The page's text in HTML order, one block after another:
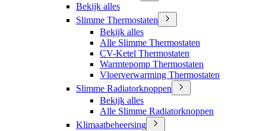
Bekijk alles
Slimme Thermostaten
Bekijk alles
Alle Slimme Thermostaten
CV-Ketel Thermostaten
Warmtepomp Thermostaten
Vloerverwarming Thermostaten
Slimme Radiatorknoppen
Bekijk alles
Alle Slimme Radiatorknoppen
Klimaatbeheersing